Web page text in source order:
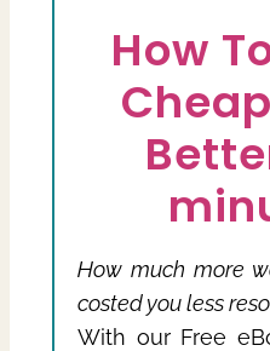
How
How much more
costed you less
With our Free